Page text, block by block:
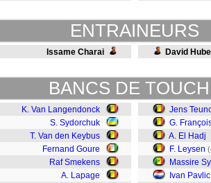
ENTRAINEURS
Issame Charai David
BANCS DE
K. Van Langendonck
S. Sydorchuk
T. Van den Keybus
Fernand Goure
Raf Smekens
A. Lapage
Jens
G.
A. El Hadj
F. Leysen
Massire
Ivan Pavlic